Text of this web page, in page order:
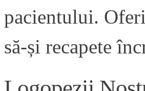
pacientului.
să-și recapete